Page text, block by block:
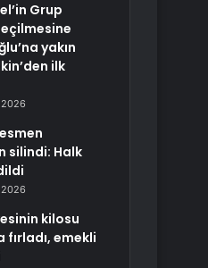
Grup
yakın
ilk
silindi: Halk
kilosu
fırladı, emekli